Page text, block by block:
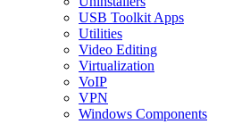
USB Toolkit Apps
Utilities
Video Editing
Virtualization
VoIP
VPN
Windows Components